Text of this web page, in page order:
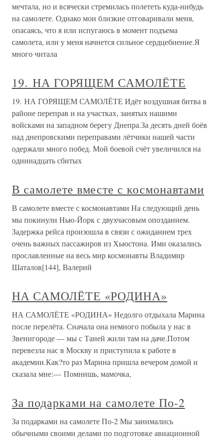
мечтала, но и всячески стремилась полететь куда-нибудь
на самолете. Однако мои близкие отговаривали меня,
опасаясь, что я или испугаюсь в момент подъема
самолета, или у меня начнется сильное сердцебиение.Я
много читала
19. НА ГОРЯЩЕМ САМОЛЁТЕ
19. НА ГОРЯЩЕМ САМОЛЁТЕ Идёт воздушная битва в
районе переправ и на участках, занятых нашими
войсками на западном берегу Днепра.За десять дней боёв
над днепровскими переправами лётчики нашей части
одержали много побед. Мой боевой счёт увеличился на
одиннадцать сбитых
В самолете вместе с космонавтами
В самолете вместе с космонавтами На следующий день
мы покинули Нью-Йорк с двухчасовым опозданием.
Задержка рейса произошла в связи с ожиданием трех
очень важных пассажиров из Хьюстона. Ими оказались
прославленные на весь мир космонавты Владимир
Шаталов[144], Валерий
НА САМОЛЁТЕ «РОДИНА»
НА САМОЛЁТЕ «РОДИНА» Недолго отдыхала Марина
после перелёта. Сначала она немного побыла у нас в
Звенигороде — мы с Таней жили там на даче.Потом
перевезла нас в Москву и приступила к работе в
академии.Как?то раз Марина пришла вечером домой и
сказала мне:— Помнишь, мамочка,
За подарками на самолете По-2
За подарками на самолете По-2 Мы занимались
обычными своими делами по подготовке авиационной